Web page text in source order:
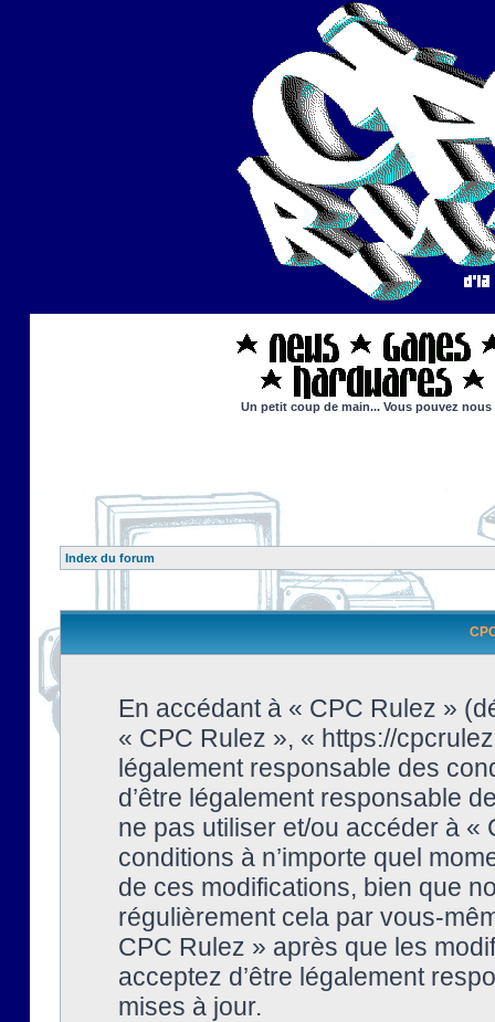
Un petit coup de main... Vous pouvez
Index du forum
En accédant à « CPC Rulez »
« CPC Rulez », « https://
légalement responsable des
d’être légalement responsable
ne pas utiliser et/ou accéder à
conditions à n’importe quel
de ces modifications, bien que
régulièrement cela par vous-
CPC Rulez » après que les
acceptez d’être légalement
mises à jour.